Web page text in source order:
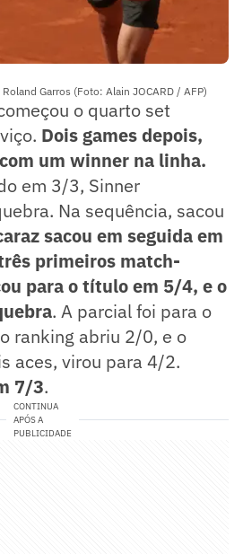
Garros (Foto: Alain JOCARD / AFP)
o quarto set
Dois games depois,
um winner na linha.
em 3/3, Sinner
Na sequência, sacou
sacou em seguida em
primeiros match-
para o título em 5/4, e o
. A parcial foi para o
ranking abriu 2/0, e o
aces, virou para 4/2.
7/3.
CONTINUA
APÓS A
PUBLICIDADE